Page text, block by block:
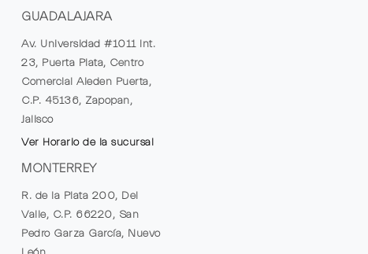
GUADALAJARA
Av. Universidad #1011 Int.
23, Puerta Plata, Centro
Comercial Aleden Puerta,
C.P. 45136, Zapopan,
Jalisco
Ver Horario de la sucursal
MONTERREY
R. de la Plata 200, Del
Valle, C.P. 66220, San
Pedro Garza García, Nuevo